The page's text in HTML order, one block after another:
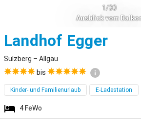
1/30
Ausblick vom
Landhof Egger
Sulzberg – Allgäu
bis
Kinder- und Familienurlaub E-Ladestation
4 FeWo